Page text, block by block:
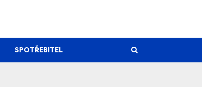
SPOTŘEBITEL